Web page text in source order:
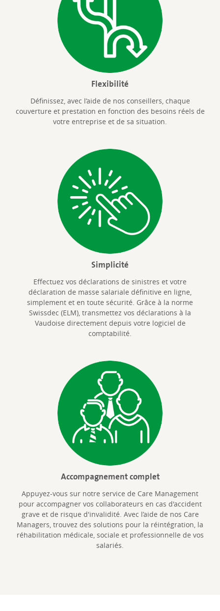
Flexibilité
Définissez, avec l’aide de nos conseillers, chaque
couverture et prestation en fonction des besoins réels de
votre entreprise et de sa situation.
Simplicité
Effectuez vos déclarations de sinistres et votre
déclaration de masse salariale définitive en ligne,
simplement et en toute sécurité. Grâce à la norme
Swissdec (ELM), transmettez vos déclarations à la
Vaudoise directement depuis votre logiciel de
comptabilité.
Accompagnement complet
Appuyez-vous sur notre service de Care Management
pour accompagner vos collaborateurs en cas d'accident
grave et de risque d'invalidité. Avec l’aide de nos Care
Managers, trouvez des solutions pour la réintégration, la
réhabilitation médicale, sociale et professionnelle de vos
salariés.